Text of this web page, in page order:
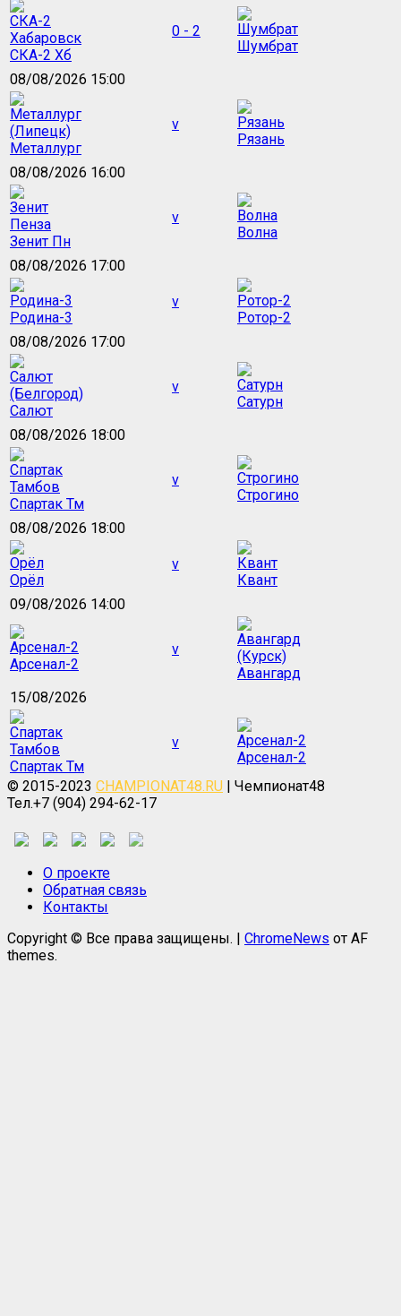
СКА-2 Хб
0 - 2
Шумбрат
08/08/2026 15:00
Металлург
v
Рязань
08/08/2026 16:00
Зенит Пн
v
Волна
08/08/2026 17:00
Родина-3
v
Ротор-2
08/08/2026 17:00
Салют
v
Сатурн
08/08/2026 18:00
Спартак Тм
v
Строгино
08/08/2026 18:00
Орёл
v
Квант
09/08/2026 14:00
Арсенал-2
v
Авангард
15/08/2026
Спартак Тм
v
Арсенал-2
© 2015-2023 CHAMPIONAT48.RU | Чемпионат48
Тел.+7 (904) 294-62-17
О проекте
Обратная связь
Контакты
Copyright © Все права защищены. | ChromeNews от AF
themes.